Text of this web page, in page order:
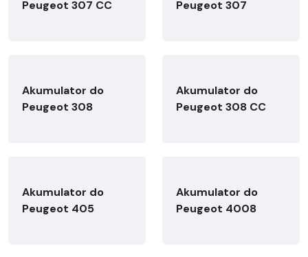
Peugeot 307 CC
Peugeot 307
Akumulator do
Peugeot 308
Akumulator do
Peugeot 308 CC
Akumulator do
Peugeot 405
Akumulator do
Peugeot 4008